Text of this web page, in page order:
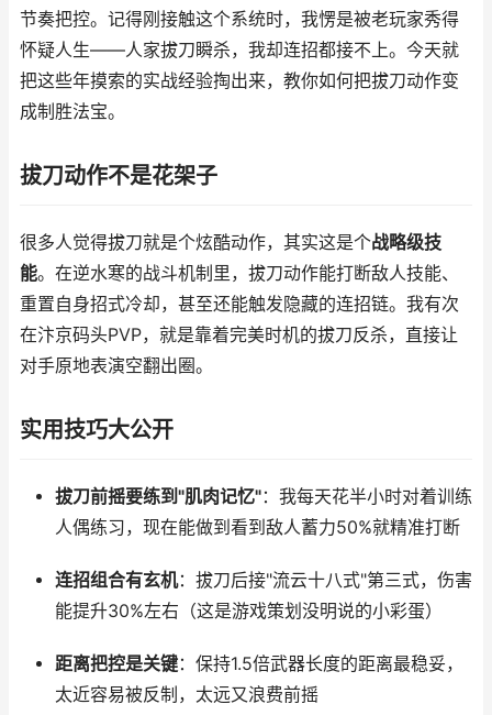
节奏把控。记得刚接触这个系统时，我愣是被老玩家秀得
怀疑人生——人家拔刀瞬杀，我却连招都接不上。今天就
把这些年摸索的实战经验掏出来，教你如何把拔刀动作变
成制胜法宝。
拔刀动作不是花架子
很多人觉得拔刀就是个炫酷动作，其实这是个战略级技
能。在逆水寒的战斗机制里，拔刀动作能打断敌人技能、
重置自身招式冷却，甚至还能触发隐藏的连招链。我有次
在汴京码头PVP，就是靠着完美时机的拔刀反杀，直接让
对手原地表演空翻出圈。
实用技巧大公开
拔刀前摇要练到"肌肉记忆"：我每天花半小时对着训练
人偶练习，现在能做到看到敌人蓄力50%就精准打断
连招组合有玄机：拔刀后接"流云十八式"第三式，伤害
能提升30%左右（这是游戏策划没明说的小彩蛋）
距离把控是关键：保持1.5倍武器长度的距离最稳妥，
太近容易被反制，太远又浪费前摇